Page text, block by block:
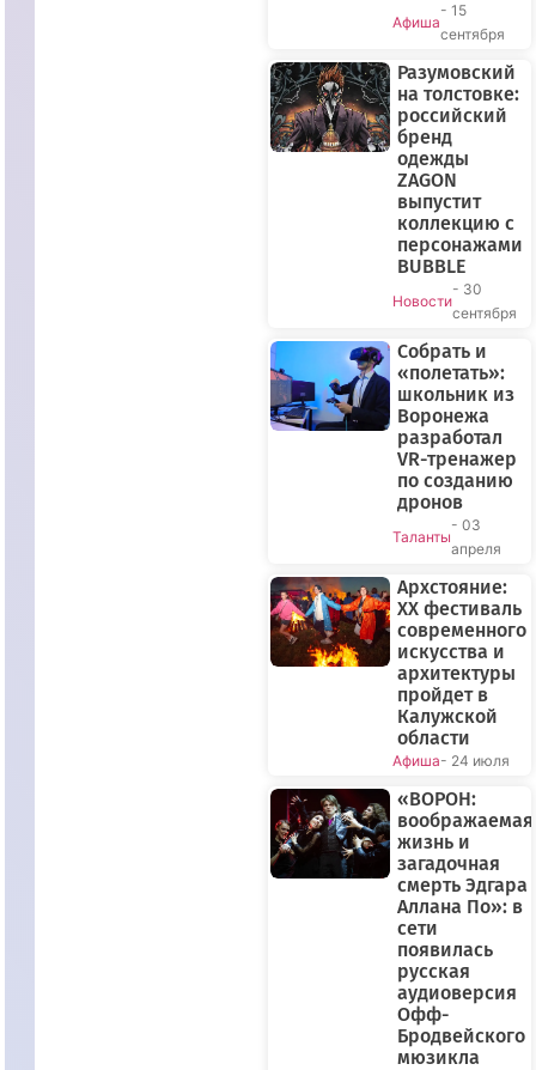
Афиша
- 15
сентября
Разумовский
на толстовке:
российский
бренд
одежды
ZAGON
выпустит
коллекцию с
персонажами
BUBBLE
Новости
- 30
сентября
Собрать и
«полетать»:
школьник из
Воронежа
разработал
VR-тренажер
по созданию
дронов
Таланты
- 03
апреля
Архстояние:
XX фестиваль
современного
искусства и
архитектуры
пройдет в
Калужской
области
Афиша- 24 июля
«ВОРОН:
воображаемая
жизнь и
загадочная
смерть Эдгара
Аллана По»: в
сети
появилась
русская
аудиоверсия
Офф-
Бродвейского
мюзикла